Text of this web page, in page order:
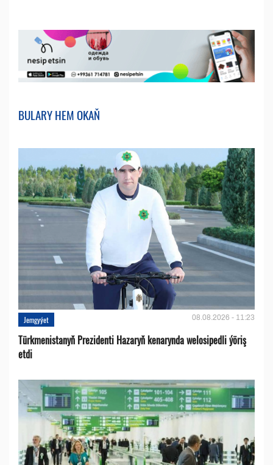
BULARY HEM OKAŇ
Jemgyýet 08.08.2026 - 11:23
Türkmenistanyň Prezidenti Hazaryň kenarynda welosipedli ýöriş
etdi